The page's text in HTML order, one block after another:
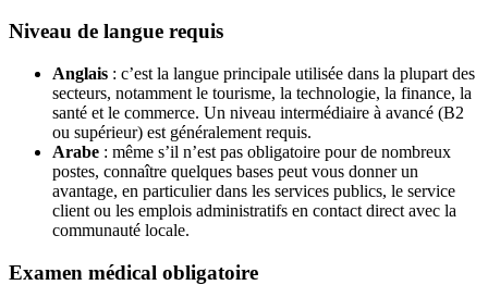
Niveau de langue requis
Anglais : c’est la langue principale utilisée dans la plupart des
secteurs, notamment le tourisme, la technologie, la finance, la
santé et le commerce. Un niveau intermédiaire à avancé (B2
ou supérieur) est généralement requis.
Arabe : même s’il n’est pas obligatoire pour de nombreux
postes, connaître quelques bases peut vous donner un
avantage, en particulier dans les services publics, le service
client ou les emplois administratifs en contact direct avec la
communauté locale.
Examen médical obligatoire